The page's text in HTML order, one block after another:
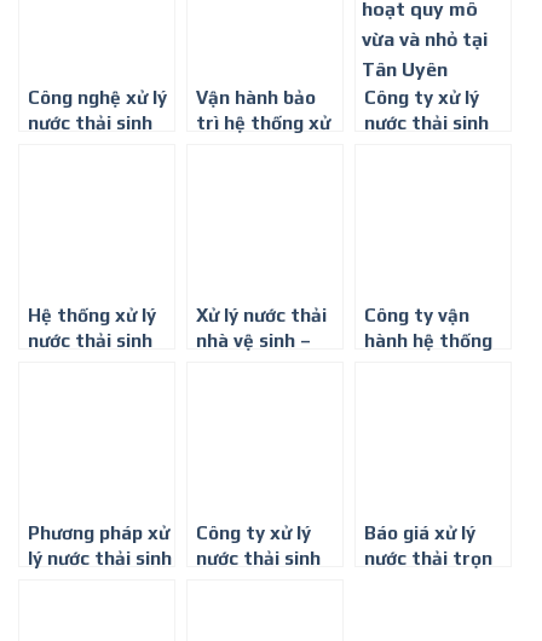
Công nghệ xử lý
nước thải sinh
Vận hành bảo
trì hệ thống xử
Công ty xử lý
nước thải sinh
Hệ thống xử lý
nước thải sinh
Xử lý nước thải
nhà vệ sinh –
Công ty vận
hành hệ thống
Phương pháp xử
lý nước thải sinh
Công ty xử lý
nước thải sinh
Báo giá xử lý
nước thải trọn